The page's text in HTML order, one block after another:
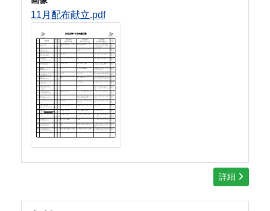
11月配布献立.pdf
詳細